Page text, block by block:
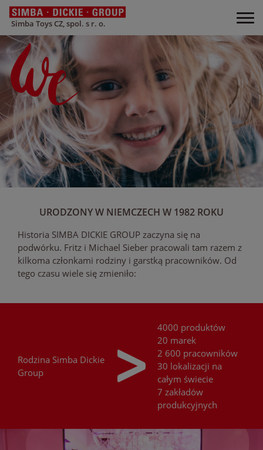
Simba Toys CZ, spol. s r. o.
URODZONY W NIEMCZECH W 1982 ROKU
Historia SIMBA DICKIE GROUP zaczyna się na
podwórku. Fritz i Michael Sieber pracowali tam razem z
kilkoma członkami rodziny i garstką pracowników. Od
tego czasu wiele się zmieniło:
Rodzina Simba Dickie
Group
4000 produktów
20 marek
2 600 pracowników
30 lokalizacji na
całym świecie
7 zakładów
produkcyjnych